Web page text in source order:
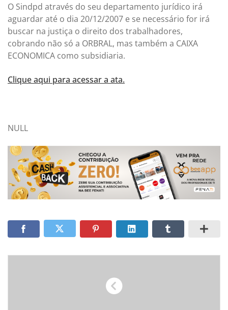
O Sindpd através do seu departamento jurídico irá
aguardar até o dia 20/12/2007 e se necessário for irá
buscar na justiça o direito dos trabalhadores,
cobrando não só a ORBRAL, mas também a CAIXA
ECONOMICA como subsidiaria.
Clique aqui para acessar a ata.
NULL